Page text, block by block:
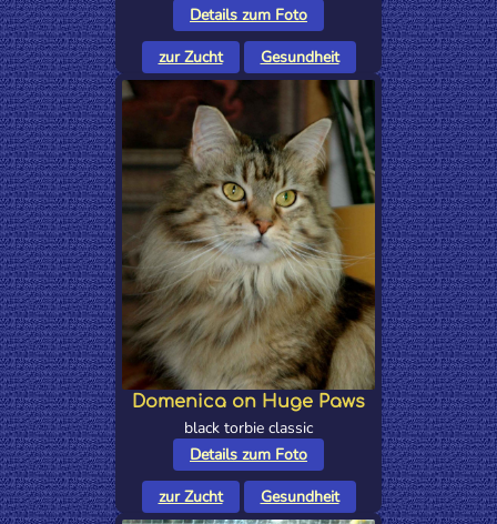
Details zum Foto
zur Zucht
Gesundheit
Domenica on Huge Paws
black torbie classic
Details zum Foto
zur Zucht
Gesundheit